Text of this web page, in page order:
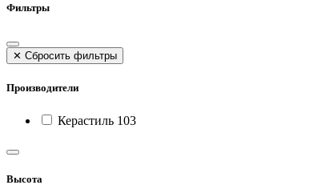
Фильтры
✕ Сбросить фильтры
Производители
Керастиль 103
Высота